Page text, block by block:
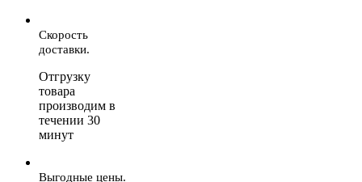
Скорость
доставки.
Отгрузку
товара
производим в
течении 30
минут
Выгодные цены.